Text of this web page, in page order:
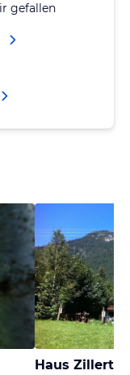
gefallen
Haus Zillertal